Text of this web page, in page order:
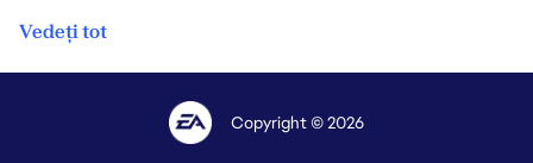
Vedeți tot
Copyright © 2026